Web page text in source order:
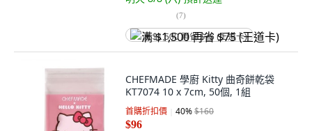
(7)
满 $1,500 再省 $75 (王道卡)
CHEFMADE 學廚 Kitty 曲奇餅乾袋
KT7074 10 x 7cm, 50個, 1組
首購折扣價 40%$160
$96